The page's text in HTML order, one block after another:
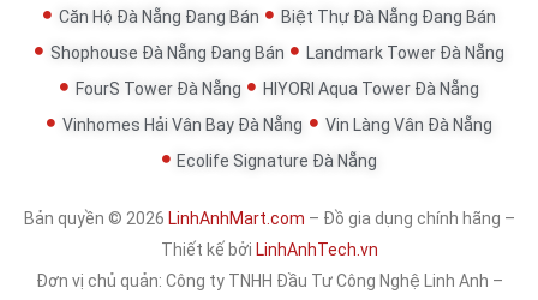
Căn Hộ Đà Nẵng Đang Bán
Biệt Thự Đà Nẵng Đang Bán
Shophouse Đà Nẵng Đang Bán
Landmark Tower Đà Nẵng
FourS Tower Đà Nẵng
HIYORI Aqua Tower Đà Nẵng
Vinhomes Hải Vân Bay Đà Nẵng
Vin Làng Vân Đà Nẵng
Ecolife Signature Đà Nẵng
Bản quyền © 2026 LinhAnhMart.com – Đồ gia dụng chính hãng –
Thiết kế bởi LinhAnhTech.vn
Đơn vị chủ quản: Công ty TNHH Đầu Tư Công Nghệ Linh Anh –